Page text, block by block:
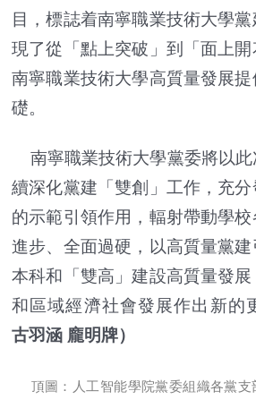
目，標誌着南寧職業技術大學
現了從「點上突破」到「面上
南寧職業技術大學高質量發展
礎。
南寧職業技術大學黨委將以此
續深化黨建「雙創」工作，充
的示範引領作用，輻射帶動學
進步、全面過硬，以高質量黨
本科和「雙高」建設高質量發
和區域經濟社會發展作出新的
古羽涵 龐明牌）
頂圖：人工智能學院黨委組織各黨